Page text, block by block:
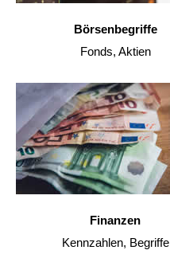
Börsenbegriffe
Fonds, Aktien
Finanzen
Kennzahlen, Begriffe